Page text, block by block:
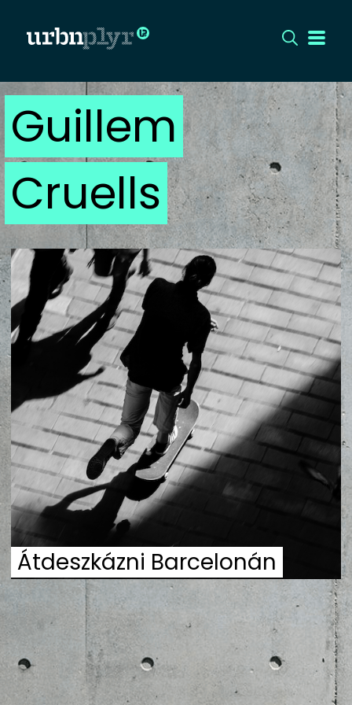
CÍMLAP
DIZÁJN
DIVAT
HIP
KULT
UTCA
ZENE
MÉDIAAJÁNLAT
IMPRESSZUM
PR-ARCHÍVUM
ADATKEZELÉSI TÁJÉKOZTATÓ
Guillem
Cruells
Átdeszkázni Barcelonán